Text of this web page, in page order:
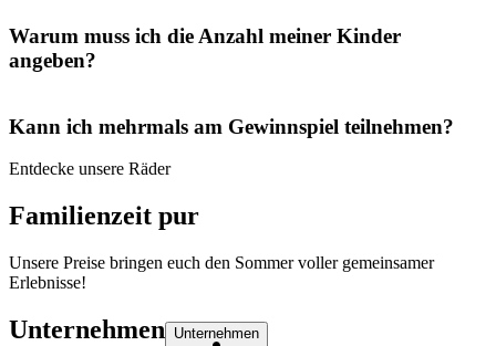
Warum muss ich die Anzahl meiner Kinder
angeben?
Kann ich mehrmals am Gewinnspiel teilnehmen?
Entdecke unsere Räder
Familienzeit pur
Unsere Preise bringen euch den Sommer voller gemeinsamer
Erlebnisse!
Unternehmen Unternehmen